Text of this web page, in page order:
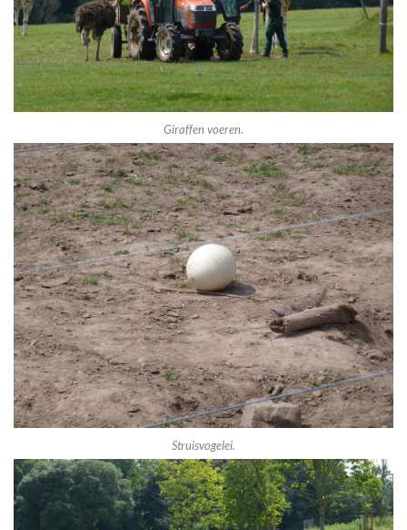
Giraffen voeren.
Struisvogelei.